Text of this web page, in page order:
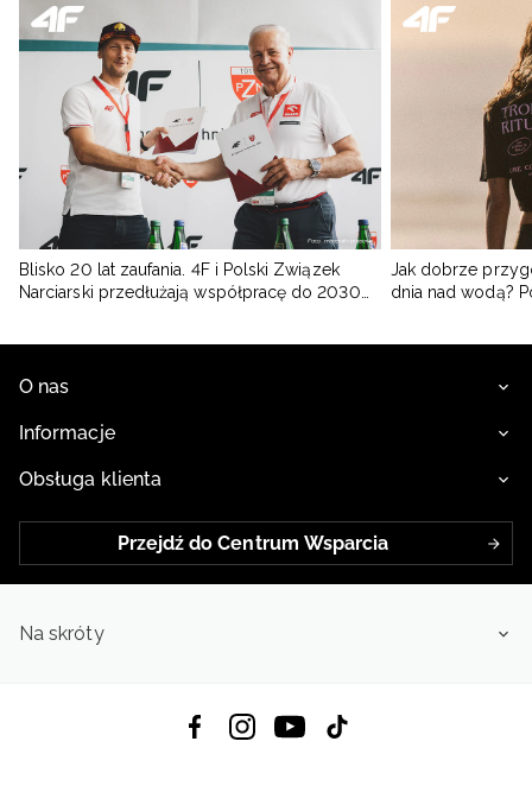
Blisko 20 lat zaufania. 4F i Polski Związek
Narciarski przedłużają współpracę do 2030
Jak dobrze
dnia nad wodą?
O nas
Informacje
Obsługa klienta
Przejdź do Centrum Wsparcia
Na skróty